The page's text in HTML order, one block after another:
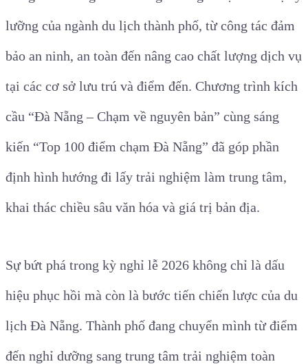
lưỡng của ngành du lịch thành phố, từ công tác đảm
bảo an ninh, an toàn đến nâng cao chất lượng dịch vụ
tại các cơ sở lưu trú và điểm đến. Chương trình kích
cầu “Đà Nẵng – Chạm về nguyên bản” cùng sáng
kiến “Top 100 điểm chạm Đà Nẵng” đã góp phần
định hình hướng đi lấy trải nghiệm làm trung tâm,
khai thác chiều sâu văn hóa và giá trị bản địa.
Sự bứt phá trong kỳ nghỉ lễ 2026 không chỉ là dấu
hiệu phục hồi mà còn là bước tiến chiến lược của du
lịch Đà Nẵng. Thành phố đang chuyển mình từ điểm
đến nghỉ dưỡng sang trung tâm trải nghiệm toàn